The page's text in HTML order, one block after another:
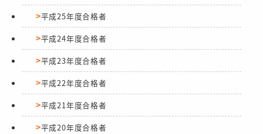
平成25年度合格者
平成24年度合格者
平成23年度合格者
平成22年度合格者
平成21年度合格者
平成20年度合格者